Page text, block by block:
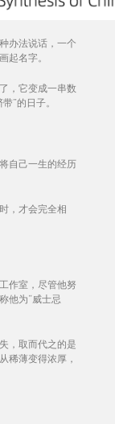
办法说话，一个
起名字。
，它变成一串数
”的日子。
自己一生的经历
，才会完全相
作室，尽管他努
他为“威士忌
，取而代之的是
稀薄变得浓厚，